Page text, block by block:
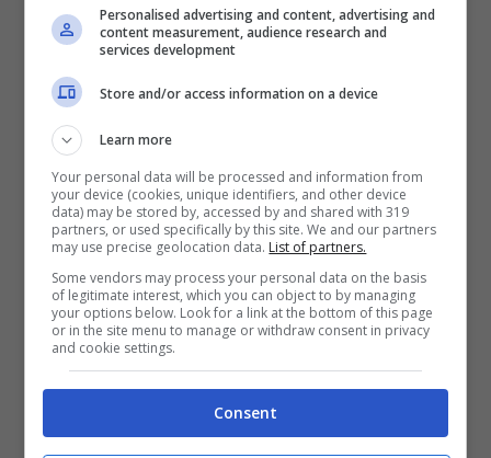
evitare di danneggiare la batteria del proprio
smartphone, e dunque anche l’efficienza di
ricarica, riguardaproprio il tempo in cui lo
lasciamo attaccato all’alimentatore.E’ infatti
preferibile non lasciare il nostro dispositivo
attaccato per troppo tempo al proprio cavo ma,
anzi, staccarlo il prima possibile non appena
raggiunge il suo valore necessario di ricarica:
una durata superiore ed eccessiva, infatti,
potrebbe essere considerata dannosa per la
batteria e soprattutto rappresenta anche uno
spreco non necessario di energia.
Insomma, se state cercando il momento
migliore per ricaricare il vostro smartphone, in
realtà la notte potrebbe non essere il momento
migliore. Attenzione però, perché ci sono anche
Personalised advertising and content, advertising and
content measurement, audience research and
services development
Store and/or access information on a device
Learn more
Your personal data will be processed and information from
your device (cookies, unique identifiers, and other device
data) may be stored by, accessed by and shared with 319
partners, or used specifically by this site. We and our partners
may use precise geolocation data. List of partners.
Some vendors may process your personal data on the basis
of legitimate interest, which you can object to by managing
your options below. Look for a link at the bottom of this page
or in the site menu to manage or withdraw consent in privacy
and cookie settings.
Consent